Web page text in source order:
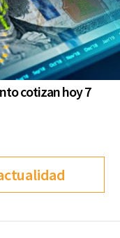
cotizan hoy 7